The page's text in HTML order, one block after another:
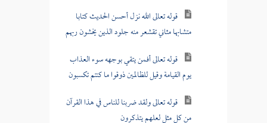
قوله تعالى الله نزل أحسن الحديث كتابا
متشابها مثاني تقشعر منه جلود الذين يخشون ربهم
قوله تعالى أفمن يتقي بوجهه سوء العذاب
يوم القيامة وقيل للظالمين ذوقوا ما كنتم تكسبون
قوله تعالى ولقد ضربنا للناس في هذا القرآن
من كل مثل لعلهم يتذكرون